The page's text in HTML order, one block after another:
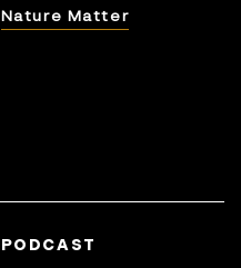
Nature Matter
PODCAST